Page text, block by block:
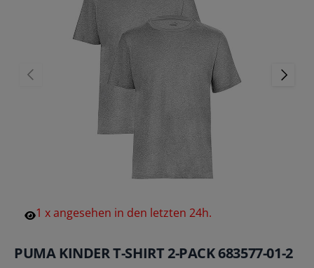
VORIGE
1 xangesehen in den letzten 24h.
PUMA KINDER T-SHIRT 2-PACK 683577-01-2